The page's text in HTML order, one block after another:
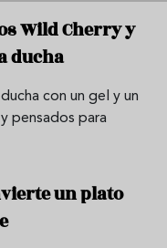
Wild Cherry y
ducha
con un gel y un
pensados para
un plato